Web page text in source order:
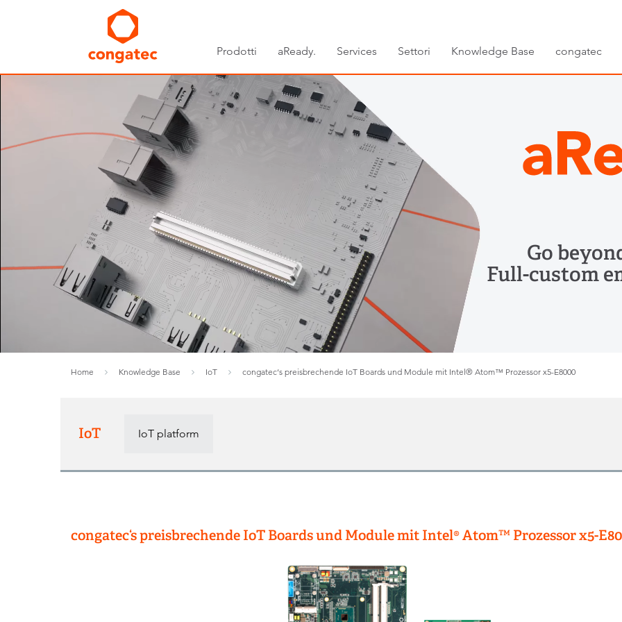
Prodotti aReady. Services Settori Knowledge Base congatec
Go
Full-custom
Home Knowledge Base IoT congatec‘s preisbrechende IoT Boards und Module mit Intel® Atom™ Prozessor x5-E8000
IoT IoT platform
congatec‘s preisbrechende IoT Boards und Module mit Intel® Atom™ Prozessor x5-